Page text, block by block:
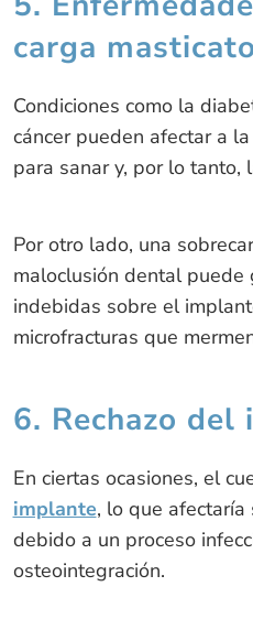
carga
Condiciones como la
cáncer pueden afectar a
para sanar y, por lo tanto,
Por otro lado, una
maloclusión dental puede
indebidas sobre el
microfracturas que
6. Rechazo del
En ciertas ocasiones, el
implante, lo que afectaría
debido a un proceso
osteointegración.